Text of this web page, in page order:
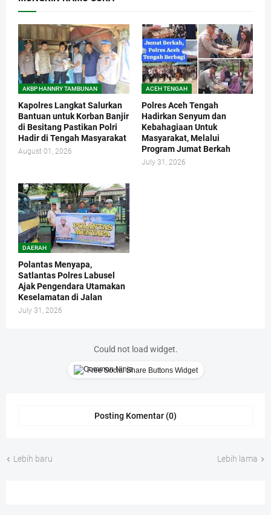
AKBP HANNRY TAMBUNAN
Kapolres Langkat Salurkan
Bantuan untuk Korban Banjir
di Besitang Pastikan Polri
Hadir di Tengah Masyarakat
August 01, 2026
ACEH TENGAH
Polres Aceh Tengah
Hadirkan Senyum dan
Kebahagiaan Untuk
Masyarakat, Melalui
Program Jumat Berkah
July 31, 2026
DAERAH
Polantas Menyapa,
Satlantas Polres Labusel
Ajak Pengendara Utamakan
Keselamatan di Jalan
July 31, 2026
Could not load widget.
Free Social Share Buttons Widget
Posting Komentar (0)
Lebih baru Lebih lama